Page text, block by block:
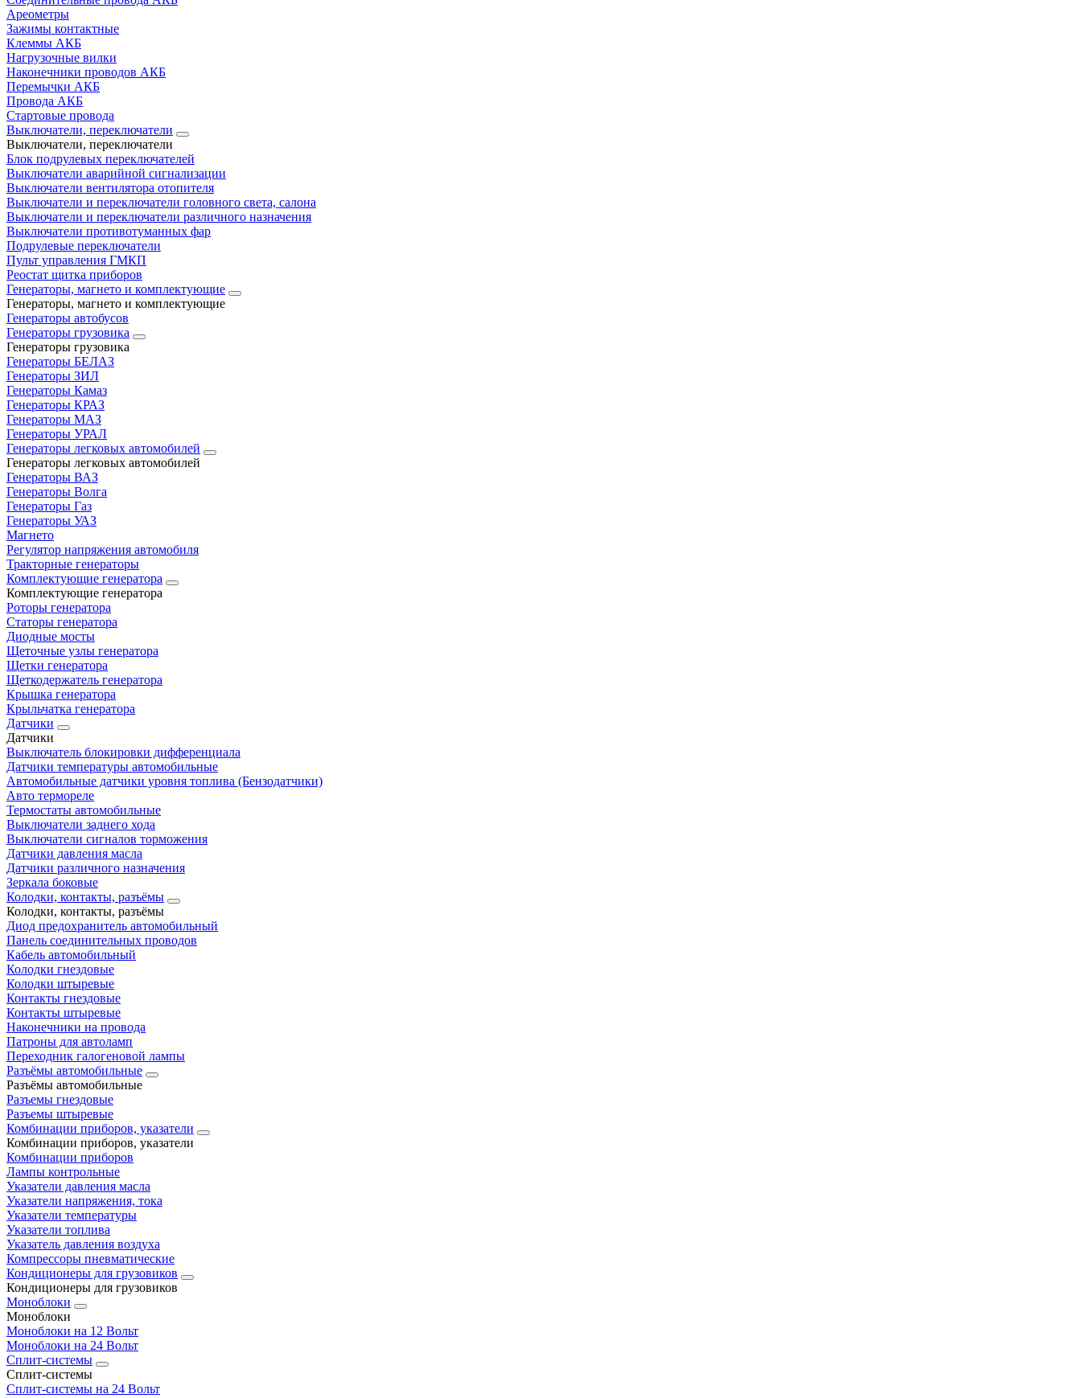
Ареометры
Зажимы контактные
Клеммы АКБ
Нагрузочные вилки
Наконечники проводов АКБ
Перемычки АКБ
Провода АКБ
Стартовые провода
Выключатели, переключатели
Выключатели, переключатели
Блок подрулевых переключателей
Выключатели аварийной сигнализации
Выключатели вентилятора отопителя
Выключатели и переключатели головного света, салона
Выключатели и переключатели различного назначения
Выключатели противотуманных фар
Подрулевые переключатели
Пульт управления ГМКП
Реостат щитка приборов
Генераторы, магнето и комплектующие
Генераторы, магнето и комплектующие
Генераторы автобусов
Генераторы грузовика
Генераторы грузовика
Генераторы БЕЛАЗ
Генераторы ЗИЛ
Генераторы Камаз
Генераторы КРАЗ
Генераторы МАЗ
Генераторы УРАЛ
Генераторы легковых автомобилей
Генераторы легковых автомобилей
Генераторы ВАЗ
Генераторы Волга
Генераторы Газ
Генераторы УАЗ
Магнето
Регулятор напряжения автомобиля
Тракторные генераторы
Комплектующие генератора
Комплектующие генератора
Роторы генератора
Статоры генератора
Диодные мосты
Щеточные узлы генератора
Щетки генератора
Щеткодержатель генератора
Крышка генератора
Крыльчатка генератора
Датчики
Датчики
Выключатель блокировки дифференциала
Датчики температуры автомобильные
Автомобильные датчики уровня топлива (Бензодатчики)
Авто термореле
Термостаты автомобильные
Выключатели заднего хода
Выключатели сигналов торможения
Датчики давления масла
Датчики различного назначения
Зеркала боковые
Колодки, контакты, разъёмы
Колодки, контакты, разъёмы
Диод предохранитель автомобильный
Панель соединительных проводов
Кабель автомобильный
Колодки гнездовые
Колодки штыревые
Контакты гнездовые
Контакты штыревые
Наконечники на провода
Патроны для автоламп
Переходник галогеновой лампы
Разъёмы автомобильные
Разъёмы автомобильные
Разъемы гнездовые
Разъемы штыревые
Комбинации приборов, указатели
Комбинации приборов, указатели
Комбинации приборов
Лампы контрольные
Указатели давления масла
Указатели напряжения, тока
Указатели температуры
Указатели топлива
Указатель давления воздуха
Компрессоры пневматические
Кондиционеры для грузовиков
Кондиционеры для грузовиков
Моноблоки
Моноблоки
Моноблоки на 12 Вольт
Моноблоки на 24 Вольт
Сплит-системы
Сплит-системы
Сплит‑системы на 24 Вольт